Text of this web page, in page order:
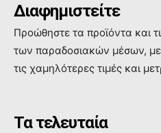
Διαφημιστείτε
Προώθηστε τα προϊόντα και
των παραδοσιακών μέσων, με
τις χαμηλότερες τιμές και
Τα τελευταία